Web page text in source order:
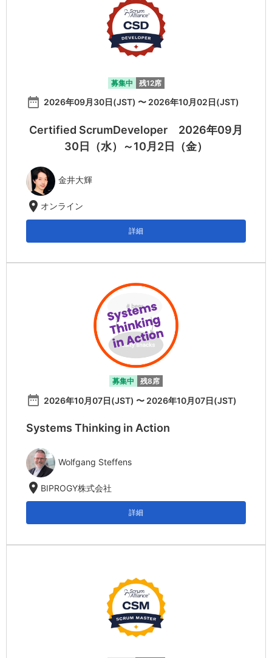
募集中 残12席
date_range 2026年09月30日(JST) 〜 2026年10月02日(JST)
Certified ScrumDeveloper 2026年09月
30日（水）～10月2日（金）
金井大輝
location_on オンライン
詳細
募集中 残8席
date_range 2026年10月07日(JST) 〜 2026年10月07日(JST)
Systems Thinking in Action
Wolfgang Steffens
location_on BIPROGY株式会社
詳細